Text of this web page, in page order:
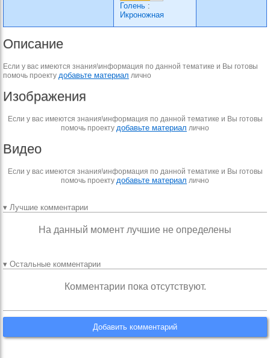
Голень :
Икроножная
Описание
Если у вас имеются знания\информация по данной тематике и Вы готовы
помочь проекту добавьте материал лично
Изображения
Если у вас имеются знания\информация по данной тематике и Вы готовы
помочь проекту добавьте материал лично
Видео
Если у вас имеются знания\информация по данной тематике и Вы готовы
помочь проекту добавьте материал лично
▾ Лучшие комментарии
На данный момент лучшие не определены
▾ Остальные комментарии
Комментарии пока отсутствуют.
Добавить комментарий